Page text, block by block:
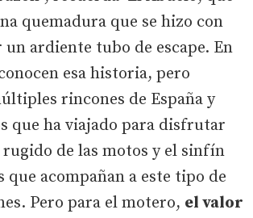
quemadura que se hizo con
un ardiente tubo de escape. En
esa historia, pero
rincones de España y
que ha viajado para disfrutar
de las motos y el sinfín
que acompañan a este tipo de
Pero para el motero, el valor